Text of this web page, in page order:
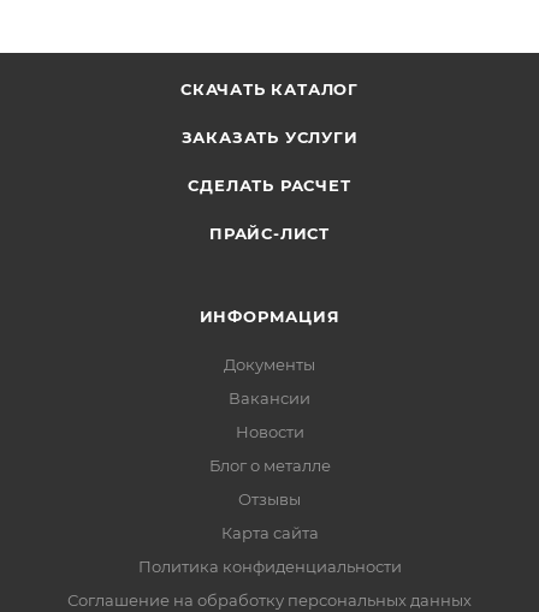
СКАЧАТЬ КАТАЛОГ
ЗАКАЗАТЬ УСЛУГИ
СДЕЛАТЬ РАСЧЕТ
ПРАЙС-ЛИСТ
ИНФОРМАЦИЯ
Документы
Вакансии
Новости
Блог о металле
Отзывы
Карта сайта
Политика конфиденциальности
Соглашение на обработку персональных данных